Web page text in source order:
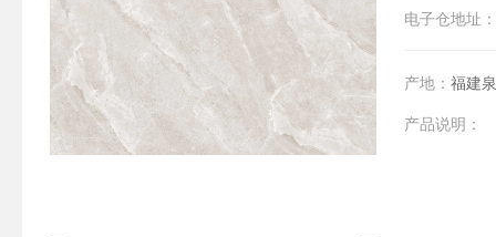
电子仓地址：
产地： 福建
产品说明：